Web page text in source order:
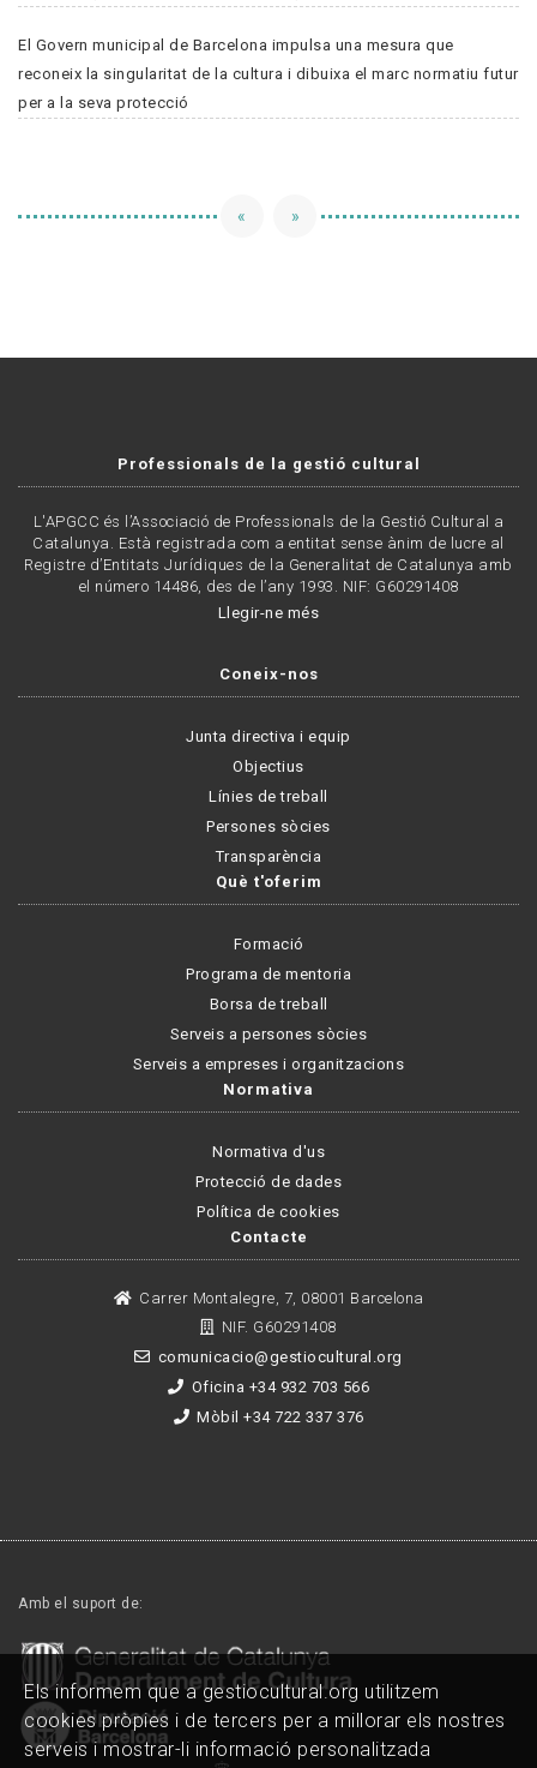
El Govern municipal de Barcelona impulsa una mesura que
reconeix la singularitat de la cultura i dibuixa el marc normatiu futur
per a la seva protecció
« »
Professionals de la gestió cultural
L'APGCC és l’Associació de Professionals de la Gestió Cultural a
Catalunya. Està registrada com a entitat sense ànim de lucre al
Registre d’Entitats Jurídiques de la Generalitat de Catalunya amb
el número 14486, des de l’any 1993. NIF: G60291408
Llegir-ne més
Coneix-nos
Junta directiva i equip
Objectius
Línies de treball
Persones sòcies
Transparència
Què t'oferim
Formació
Programa de mentoria
Borsa de treball
Serveis a persones sòcies
Serveis a empreses i organitzacions
Normativa
Normativa d'us
Protecció de dades
Política de cookies
Contacte
Carrer Montalegre, 7, 08001 Barcelona
NIF. G60291408
comunicacio@gestiocultural.org
Oficina +34 932 703 566
Mòbil +34 722 337 376
Amb el suport de:
Els informem que a gestiocultural.org utilitzem
cookies pròpies i de tercers per a millorar els nostres
serveis i mostrar-li informació personalitzada